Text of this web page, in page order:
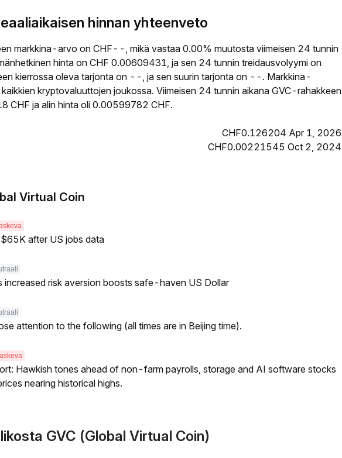
hinnan yhteenveto
markkina-arvo on CHF--, mikä vastaa 0.00% muutosta viimeisen 24 tunnin
hinta on CHF 0.00609431, ja sen 24 tunnin treidausvolyymi on
kierrossa oleva tarjonta on --, ja sen suurin tarjonta on --. Markkina-
kryptovaluuttojen joukossa. Viimeisen 24 tunnin aikana GVC-rahakkeen
CHF ja alin hinta oli 0.00599782 CHF.
CHF0.126204 Apr 1, 2026
CHF0.00221545 Oct 2, 2024
Virtual Coin
after US jobs data
increased risk aversion boosts safe-haven US Dollar
attention to the following (all times are in Beijing time).
Hawkish tones ahead of non-farm payrolls, storage and AI software stocks
nearing historical highs.
GVC (Global Virtual Coin)